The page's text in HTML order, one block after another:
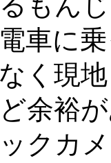
車に
く現
余裕
クカ